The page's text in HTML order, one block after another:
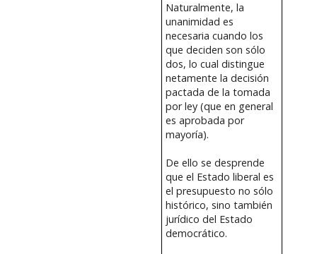
Naturalmente, la
unanimidad es
necesaria cuando los
que deciden son sólo
dos, lo cual distingue
netamente la decisión
pactada de la tomada
por ley (que en general
es aprobada por
mayoría).
De ello se desprende
que el Estado liberal es
el presupuesto no sólo
histórico, sino también
jurídico del Estado
democrático.